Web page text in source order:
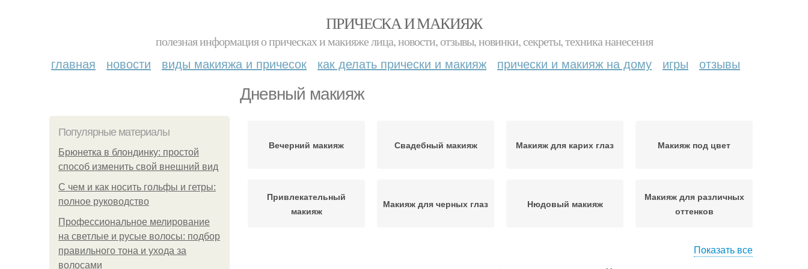
ПРИЧЕСКА И МАКИЯЖ
полезная информация о прическах и макияже лица, новости, отзывы, новинки, секреты, техника нанесения
главная новости виды макияжа и причесок как делать прически и макияж прически и макияж на дому игры отзывы
Дневный макияж
Популярные материалы
Брюнетка в блондинку: простой
способ изменить свой внешний вид
С чем и как носить гольфы и гетры:
полное руководство
Профессиональное мелирование
на светлые и русые волосы: подбор
правильного тона и ухода за
волосами
Вечерний макияж Свадебный макияж Макияж для карих глаз Макияж под цвет
Привлекательный
макияж
Макияж для черных глаз Нюдовый макияж
Макияж для различных
оттенков
Профессиональный
Показать все